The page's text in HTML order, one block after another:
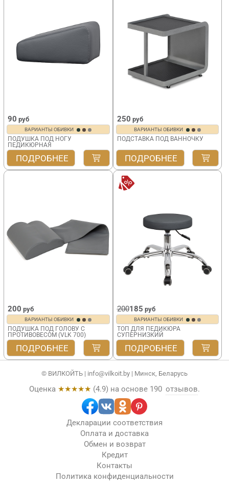
90 руб
ВАРИАНТЫ ОБИВКИ
ПОДУШКА ПОД НОГУ
ПЕДИКЮРНАЯ
VLK 700
ПОДРОБНЕЕ
250 руб
ВАРИАНТЫ ОБИВКИ
ПОДСТАВКА ПОД ВАННОЧКУ
ПОДРОБНЕЕ
200 руб
ВАРИАНТЫ ОБИВКИ
ПОДУШКА ПОД ГОЛОВУ С
ПРОТИВОВЕСОМ (VLK 700)
ПОДРОБНЕЕ
200185 руб
ВАРИАНТЫ ОБИВКИ
ТОП ДЛЯ ПЕДИКЮРА
СУПЕРНИЗКИЙ
VLK 700, ХРОМ
ПОДРОБНЕЕ
© ВИЛКОЙТЬ | info@vilkoit.by | Минск, Беларусь
Оценка ★★★★★ (4.9) на основе 190 отзывов.
Декларации соответствия
Оплата и доставка
Обмен и возврат
Кредит
Контакты
Политика конфиденциальности